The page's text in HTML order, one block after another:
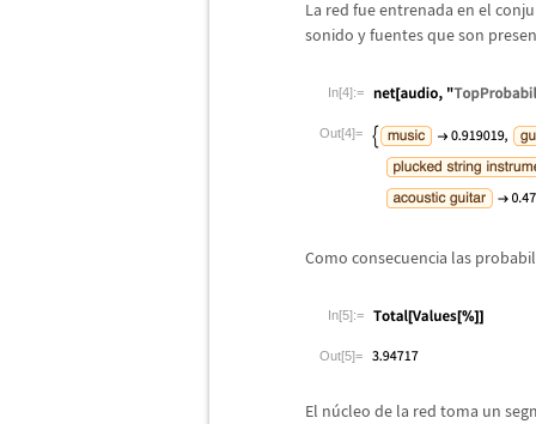
La red fue entrenada en el
sonido y fuentes que son
In[4]:=
Out[4]=
Como consecuencia las
In[5]:=
Out[5]=
El núcleo de la red toma un